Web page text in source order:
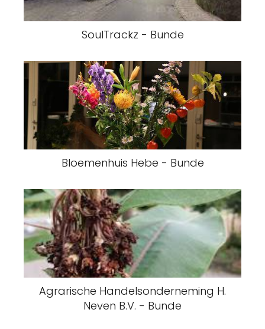
SoulTrackz - Bunde
Bloemenhuis Hebe - Bunde
Agrarische Handelsonderneming H.
Neven B.V. - Bunde